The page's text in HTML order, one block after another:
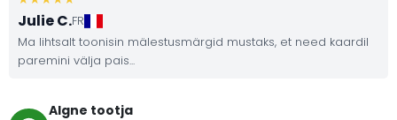
Julie C.FR
Ma lihtsalt toonisin mälestusmärgid mustaks, et need kaardil
paremini välja pais...
Algne tootja